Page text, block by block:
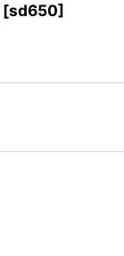
[sd650]